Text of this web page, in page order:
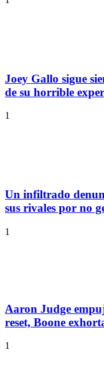
Joey Gallo sigue
de su horrible
1
Un infiltrado
sus rivales por no
1
Aaron Judge
reset, Boone
1